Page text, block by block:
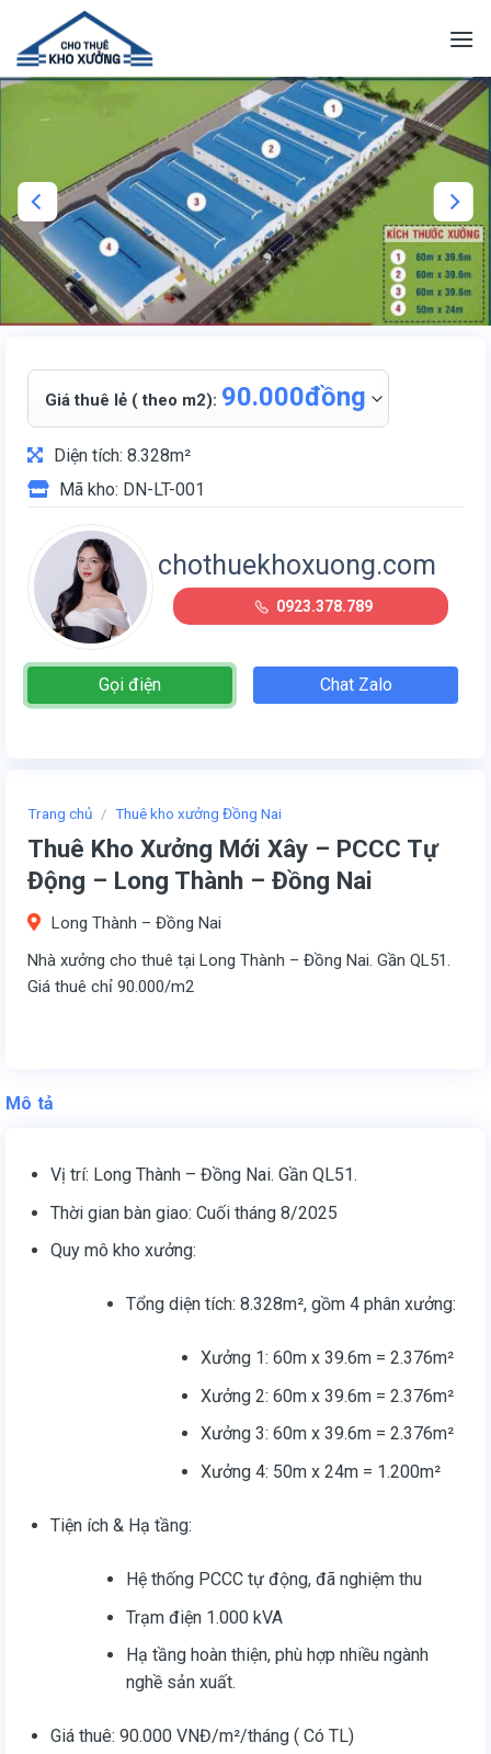
content
Trang chủ / Thuê kho xưởng Đồng Nai
Thuê Kho Xưởng Mới Xây – PCCC Tự
Động – Long Thành – Đồng Nai
Long Thành – Đồng Nai
Nhà xưởng cho thuê tại Long Thành – Đồng Nai. Gần QL51.
Giá thuê chỉ 90.000/m2
Giá thuê lẻ ( theo m2): 90.000đồng
Diện tích: 8.328m²
Mã kho: DN-LT-001
chothuekhoxuong.com
0923.378.789
Gọi điện Chat Zalo
Mô tả
Vị trí: Long Thành – Đồng Nai. Gần QL51.
Thời gian bàn giao: Cuối tháng 8/2025
Quy mô kho xưởng:
Tổng diện tích: 8.328m², gồm 4 phân xưởng:
Xưởng 1: 60m x 39.6m = 2.376m²
Xưởng 2: 60m x 39.6m = 2.376m²
Xưởng 3: 60m x 39.6m = 2.376m²
Xưởng 4: 50m x 24m = 1.200m²
Tiện ích & Hạ tầng:
Hệ thống PCCC tự động, đã nghiệm thu
Trạm điện 1.000 kVA
Hạ tầng hoàn thiện, phù hợp nhiều ngành
nghề sản xuất.
Giá thuê: 90.000 VNĐ/m²/tháng ( Có TL)